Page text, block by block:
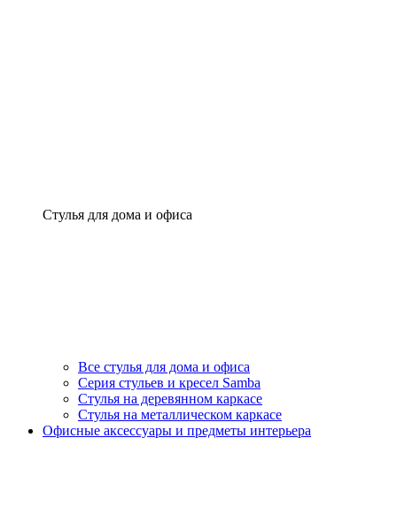
Стулья для дома и офиса
Все стулья для дома и офиса
Серия стульев и кресел Samba
Стулья на деревянном каркасе
Стулья на металлическом каркасе
Офисные аксессуары и предметы интерьера